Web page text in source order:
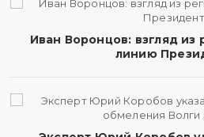
Иван Воронцов: взгляд из
линию